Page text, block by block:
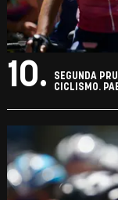
10.
SEGUNDA
CICLISMO.